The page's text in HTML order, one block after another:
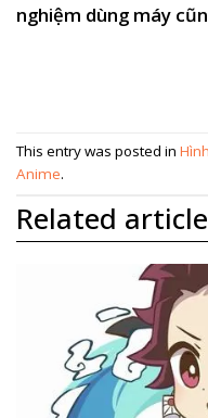
nghiệm dùng máy
This entry was posted in
Anime.
Related